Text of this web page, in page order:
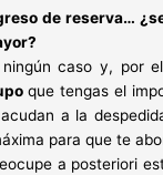
de reserva…
caso y, por
que tengas el
a la
para que te
a posteriori